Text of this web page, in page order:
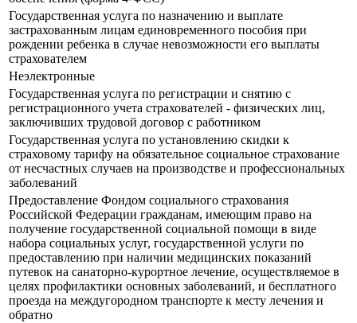
Государственная услуга по назначению и выплате
застрахованным лицам единовременного пособия при
рождении ребенка в случае невозможности его выплаты
страхователем
Неэлектронные
Государственная услуга по регистрации и снятию с
регистрационного учета страхователей - физических лиц,
заключивших трудовой договор с работником
Государственная услуга по установлению скидки к
страховому тарифу на обязательное социальное страхование
от несчастных случаев на производстве и профессиональных
заболеваний
Предоставление Фондом социального страхования
Российской Федерации гражданам, имеющим право на
получение государственной социальной помощи в виде
набора социальных услуг, государственной услуги по
предоставлению при наличии медицинских показаний
путевок на санаторно-курортное лечение, осуществляемое в
целях профилактики основных заболеваний, и бесплатного
проезда на междугородном транспорте к месту лечения и
обратно